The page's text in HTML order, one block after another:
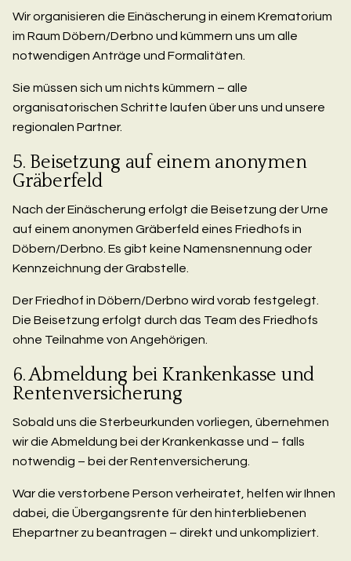
Wir organisieren die Einäscherung in einem Krematorium
im Raum Döbern/Derbno und kümmern uns um alle
notwendigen Anträge und Formalitäten.
Sie müssen sich um nichts kümmern – alle
organisatorischen Schritte laufen über uns und unsere
regionalen Partner.
5. Beisetzung auf einem anonymen
Gräberfeld
Nach der Einäscherung erfolgt die Beisetzung der Urne
auf einem anonymen Gräberfeld eines Friedhofs in
Döbern/Derbno. Es gibt keine Namensnennung oder
Kennzeichnung der Grabstelle.
Der Friedhof in Döbern/Derbno wird vorab festgelegt.
Die Beisetzung erfolgt durch das Team des Friedhofs
ohne Teilnahme von Angehörigen.
6. Abmeldung bei Krankenkasse und
Rentenversicherung
Sobald uns die Sterbeurkunden vorliegen, übernehmen
wir die Abmeldung bei der Krankenkasse und – falls
notwendig – bei der Rentenversicherung.
War die verstorbene Person verheiratet, helfen wir Ihnen
dabei, die Übergangsrente für den hinterbliebenen
Ehepartner zu beantragen – direkt und unkompliziert.